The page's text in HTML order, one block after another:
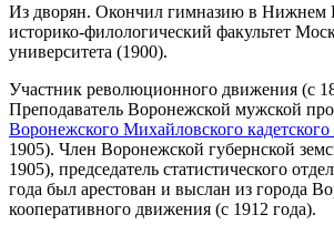
Из дворян. Окончил гимназию в Нижнем
историко-филологический факультет
университета (1900).
Участник революционного движения (с
Преподаватель Воронежской мужской
Воронежского Михайловского кадетского
1905). Член Воронежской губернской
1905), председатель статистического
года был арестован и выслан из города
кооперативного движения (с 1912 года).